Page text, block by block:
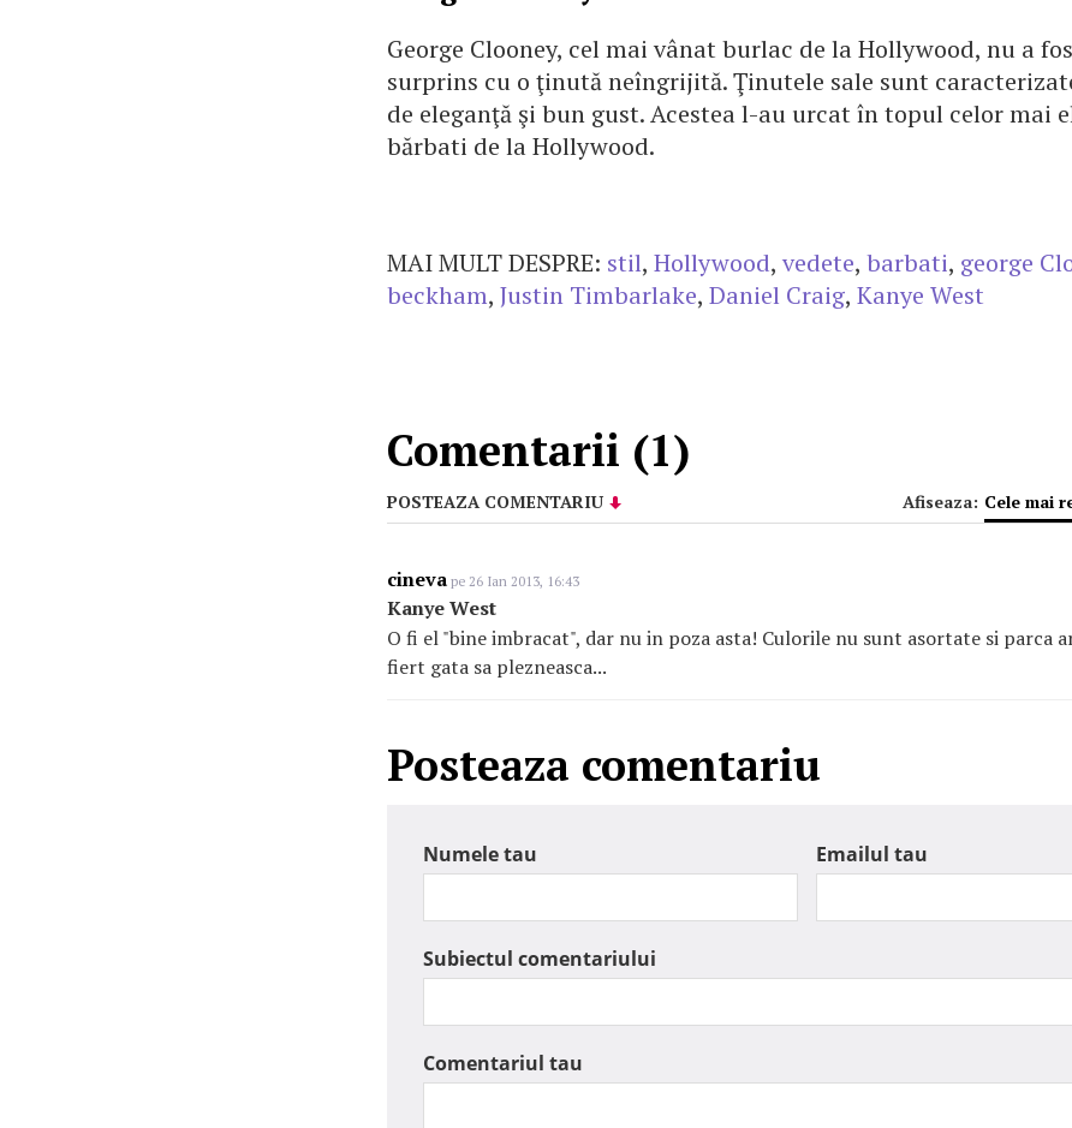
George Clooney, cel mai vânat burlac de la Hollywood, nu a
surprins cu o ţinută neîngrijită. Ţinutele sale sunt
de eleganţă şi bun gust. Acestea l-au urcat în topul celor mai
bărbati de la Hollywood.
MAI MULT DESPRE: stil, Hollywood, vedete, barbati, george
beckham, Justin Timbarlake, Daniel Craig, Kanye West
Comentarii (1)
POSTEAZA COMENTARIU Afiseaza: Cele mai
cineva pe 26 Ian 2013, 16:43
Kanye West
O fi el "bine imbracat", dar nu in poza asta! Culorile nu sunt asortate si parca
fiert gata sa plezneasca...
Posteaza comentariu
Numele tau Emailul tau
Subiectul comentariului
Comentariul tau